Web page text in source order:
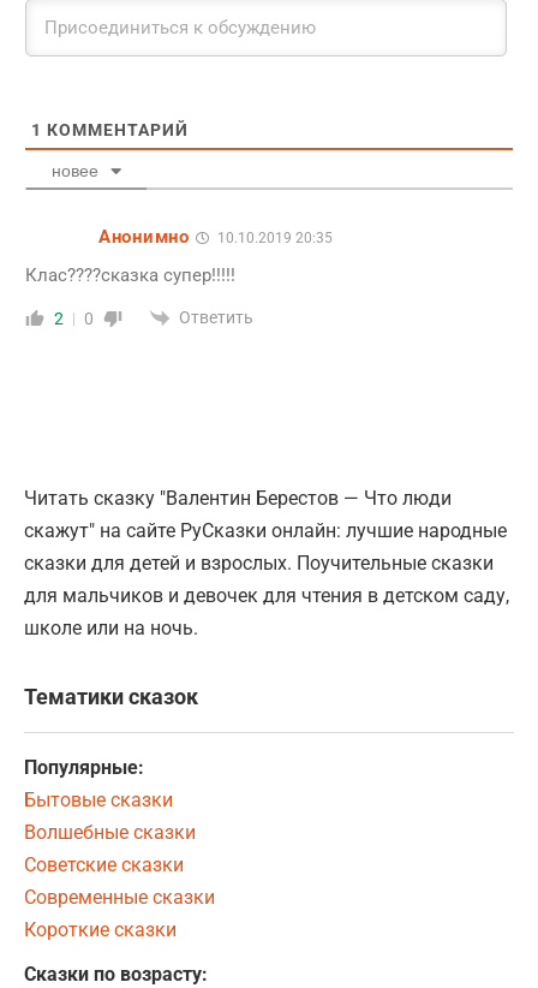
1 КОММЕНТАРИЙ
новее
Анонимно 10.10.2019 20:35
Клас????сказка супер!!!!!
2 0 Ответить
Читать сказку "Валентин Берестов — Что люди
скажут" на сайте РуСказки онлайн: лучшие народные
сказки для детей и взрослых. Поучительные сказки
для мальчиков и девочек для чтения в детском саду,
школе или на ночь.
Тематики сказок
Популярные:
Бытовые сказки
Волшебные сказки
Советские сказки
Современные сказки
Короткие сказки
Сказки по возрасту: